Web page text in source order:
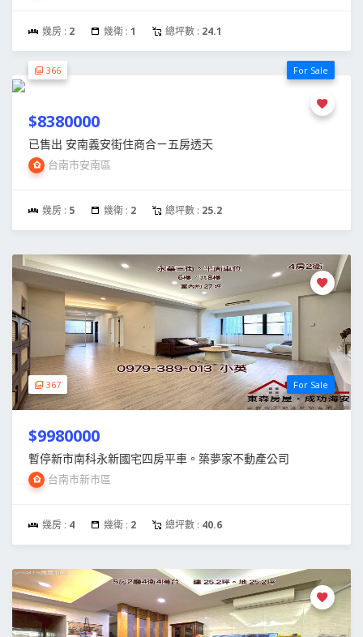
幾房 : 2 幾衛 : 1 總坪數 : 24.1
366 For Sale
$8380000
已售出 安南義安街住商合ㄧ五房透天
台南市安南區
幾房 : 5 幾衛 : 2 總坪數 : 25.2
367 For Sale
$9980000
暫停新市南科永新國宅四房平車。築夢家不動產公司
台南市新市區
幾房 : 4 幾衛 : 2 總坪數 : 40.6